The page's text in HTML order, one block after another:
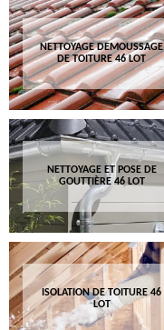
NETTOYAGE DEMOUSSAGE
DE TOITURE 46 LOT
NETTOYAGE ET POSE DE
GOUTTIÈRE 46 LOT
ISOLATION DE TOITURE 46
LOT